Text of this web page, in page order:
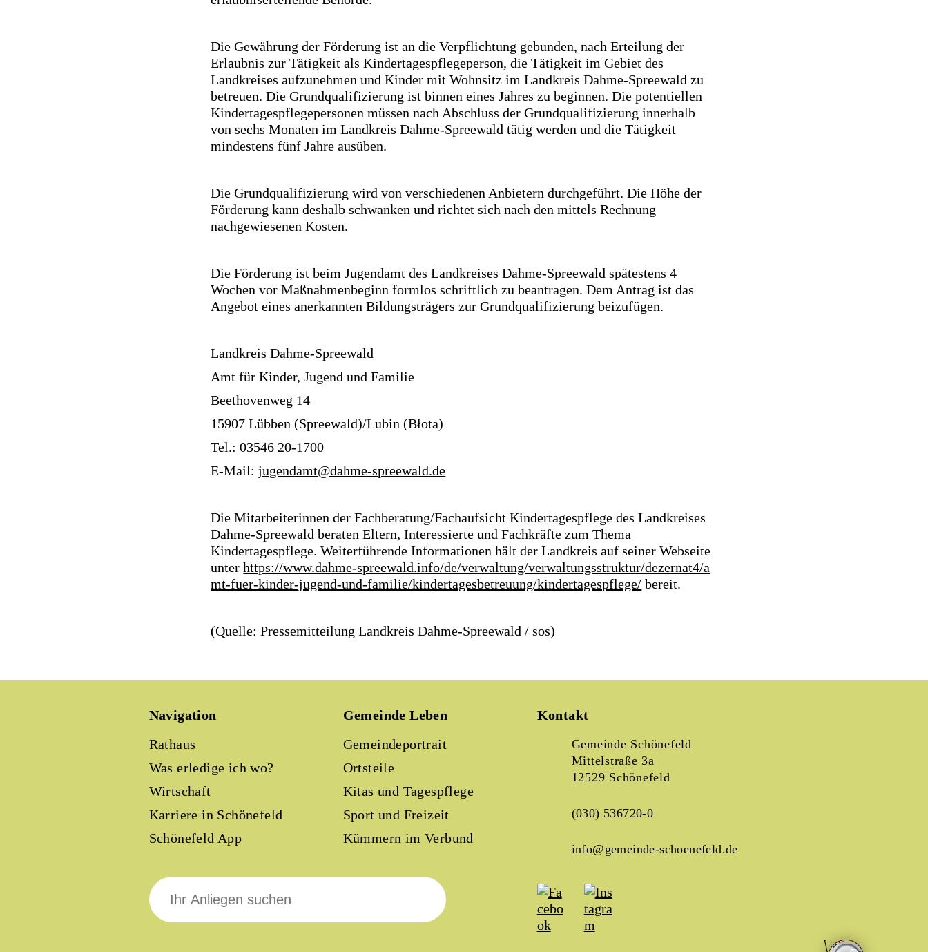
Die Gewährung der Förderung ist an die Verpflichtung gebunden, nach Erteilung der
Erlaubnis zur Tätigkeit als Kindertagespflegeperson, die Tätigkeit im Gebiet des
Landkreises aufzunehmen und Kinder mit Wohnsitz im Landkreis Dahme-Spreewald zu
betreuen. Die Grundqualifizierung ist binnen eines Jahres zu beginnen. Die potentiellen
Kindertagespflegepersonen müssen nach Abschluss der Grundqualifizierung innerhalb
von sechs Monaten im Landkreis Dahme-Spreewald tätig werden und die Tätigkeit
mindestens fünf Jahre ausüben.
Die Grundqualifizierung wird von verschiedenen Anbietern durchgeführt. Die Höhe der
Förderung kann deshalb schwanken und richtet sich nach den mittels Rechnung
nachgewiesenen Kosten.
Die Förderung ist beim Jugendamt des Landkreises Dahme-Spreewald spätestens 4
Wochen vor Maßnahmenbeginn formlos schriftlich zu beantragen. Dem Antrag ist das
Angebot eines anerkannten Bildungsträgers zur Grundqualifizierung beizufügen.
Landkreis Dahme-Spreewald
Amt für Kinder, Jugend und Familie
Beethovenweg 14
15907 Lübben (Spreewald)/Lubin (Błota)
Tel.: 03546 20-1700
E-Mail:jugendamt@dahme-spreewald.de
Die Mitarbeiterinnen der Fachberatung/Fachaufsicht Kindertagespflege des Landkreises
Dahme-Spreewald beraten Eltern, Interessierte und Fachkräfte zum Thema
Kindertagespflege. Weiterführende Informationen hält der Landkreis auf seiner Webseite
unterhttps://www.dahme-spreewald.info/de/verwaltung/verwaltungsstruktur/dezernat4/a
mt-fuer-kinder-jugend-und-familie/kindertagesbetreuung/kindertagespflege/ bereit.
(Quelle: Pressemitteilung Landkreis Dahme-Spreewald / sos)
Navigation
Rathaus
Was erledige ich wo?
Wirtschaft
Karriere in Schönefeld
Schönefeld App
Gemeinde Leben
Gemeindeportrait
Ortsteile
Kitas und Tagespflege
Sport und Freizeit
Kümmern im Verbund
Kontakt
Gemeinde Schönefeld
Mittelstraße 3a
12529 Schönefeld
(030) 536720-0
info@gemeinde-schoenefeld.de
Suche
nach: